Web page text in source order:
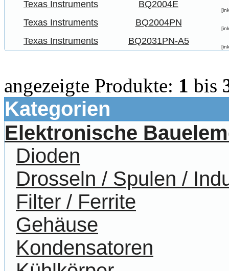
Texas Instruments
BQ2004E
Texas Instruments BQ2004PN
Texas Instruments BQ2031PN-A5
angezeigte Produkte: 1 bis
Kategorien
Elektronische
Dioden
Drosseln / Spulen /
Filter / Ferrite
Gehäuse
Kondensatoren